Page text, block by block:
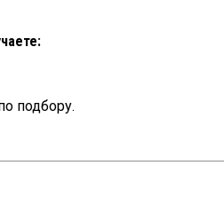
подбору.